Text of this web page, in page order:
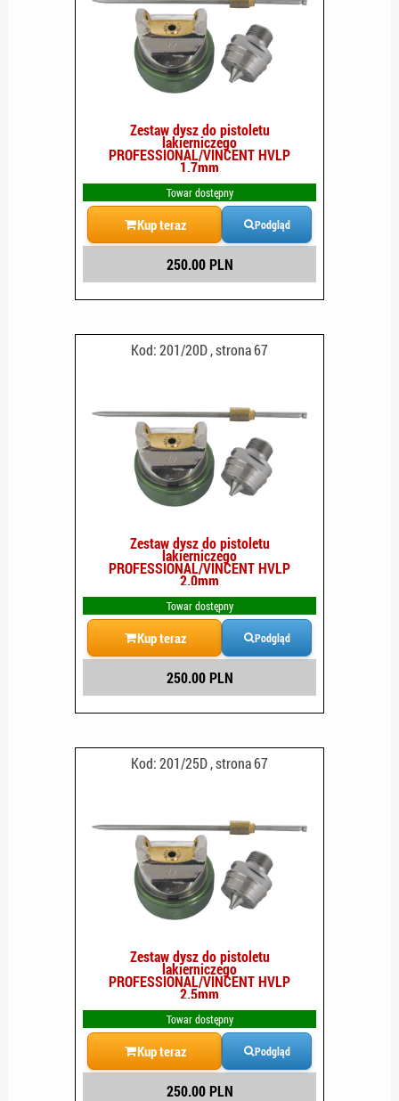
Zestaw dysz do pistoletu
lakierniczego
PROFESSIONAL/VINCENT HVLP
1.7mm
Towar dostępny
Kup teraz Podgląd
250.00 PLN
Kod: 201/20D , strona 67
Zestaw dysz do pistoletu
lakierniczego
PROFESSIONAL/VINCENT HVLP
2.0mm
Towar dostępny
Kup teraz Podgląd
250.00 PLN
Kod: 201/25D , strona 67
Zestaw dysz do pistoletu
lakierniczego
PROFESSIONAL/VINCENT HVLP
2.5mm
Towar dostępny
Kup teraz Podgląd
250.00 PLN